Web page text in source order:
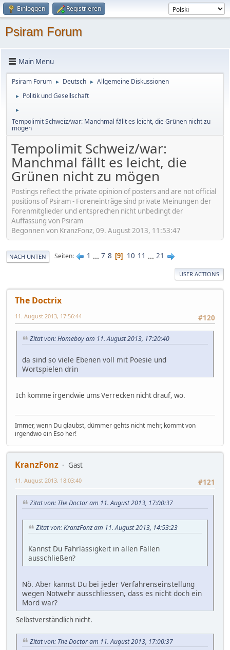
Einloggen Registrieren
Psiram Forum
Main Menu
Psiram Forum ► Deutsch ► Allgemeine Diskussionen
► Politik und Gesellschaft
►
Tempolimit Schweiz/war: Manchmal fällt es leicht, die Grünen nicht zu
mögen
Tempolimit Schweiz/war:
Manchmal fällt es leicht, die
Grünen nicht zu mögen
Postings reflect the private opinion of posters and are not official
positions of Psiram - Foreneinträge sind private Meinungen der
Forenmitglieder und entsprechen nicht unbedingt der
Auffassung von Psiram
Begonnen von KranzFonz, 09. August 2013, 11:53:47
NACH UNTEN Seiten 1 ... 7 8 9 10 11 ... 21
USER ACTIONS
The Doctrix
#120
11. August 2013, 17:56:44
Zitat von: Homeboy am 11. August 2013, 17:20:40
da sind so viele Ebenen voll mit Poesie und
Wortspielen drin
Ich komme irgendwie ums Verrecken nicht drauf, wo.
Immer, wenn Du glaubst, dümmer gehts nicht mehr, kommt von
irgendwo ein Eso her!
KranzFonz
Gast
#121
11. August 2013, 18:03:40
Zitat von: The Doctor am 11. August 2013, 17:00:37
Zitat von: KranzFonz am 11. August 2013, 14:53:23
Kannst Du Fahrlässigkeit in allen Fällen
ausschließen?
Nö. Aber kannst Du bei jeder Verfahrenseinstellung
wegen Notwehr ausschliessen, dass es nicht doch ein
Mord war?
Selbstverständlich nicht.
Zitat von: The Doctor am 11. August 2013, 17:00:37